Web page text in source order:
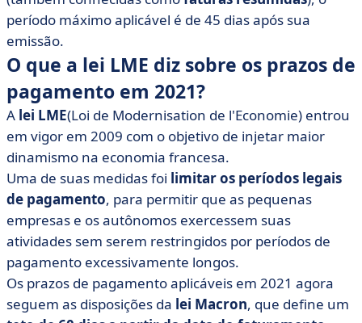
período máximo aplicável é de 45 dias após sua
emissão.
O que a lei LME diz sobre os prazos de
pagamento em 2021?
A lei LME(Loi de Modernisation de l'Economie) entrou
em vigor em 2009 com o objetivo de injetar maior
dinamismo na economia francesa.
Uma de suas medidas foi limitar os períodos legais
de pagamento, para permitir que as pequenas
empresas e os autônomos exercessem suas
atividades sem serem restringidos por períodos de
pagamento excessivamente longos.
Os prazos de pagamento aplicáveis em 2021 agora
seguem as disposições da lei Macron, que define um